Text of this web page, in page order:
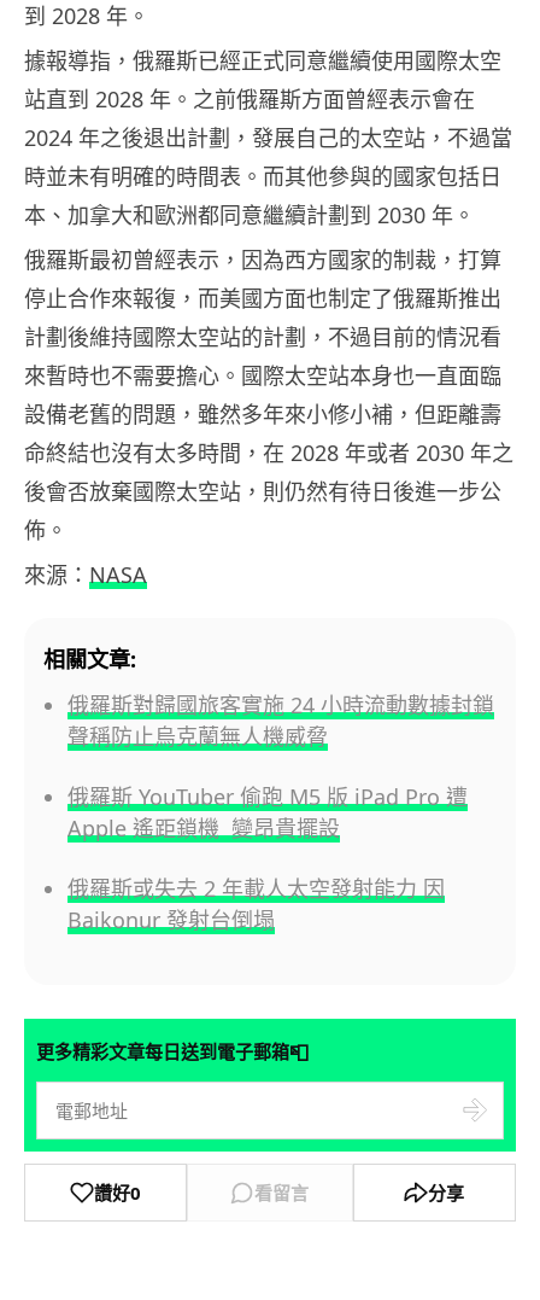
到 2028 年。
據報導指，俄羅斯已經正式同意繼續使用國際太空
站直到 2028 年。之前俄羅斯方面曾經表示會在
2024 年之後退出計劃，發展自己的太空站，不過當
時並未有明確的時間表。而其他參與的國家包括日
本、加拿大和歐洲都同意繼續計劃到 2030 年。
俄羅斯最初曾經表示，因為西方國家的制裁，打算
停止合作來報復，而美國方面也制定了俄羅斯推出
計劃後維持國際太空站的計劃，不過目前的情況看
來暫時也不需要擔心。國際太空站本身也一直面臨
設備老舊的問題，雖然多年來小修小補，但距離壽
命終結也沒有太多時間，在 2028 年或者 2030 年之
後會否放棄國際太空站，則仍然有待日後進一步公
佈。
來源： NASA
相關文章:
俄羅斯對歸國旅客實施 24 小時流動數據封鎖
聲稱防止烏克蘭無人機威脅
俄羅斯 YouTuber 偷跑 M5 版 iPad Pro 遭
Apple 遙距鎖機 變昂貴擺設
俄羅斯或失去 2 年載人太空發射能力 因
Baikonur 發射台倒塌
更多精彩文章每日送到電子郵箱📮
讚好0 看留言 分享